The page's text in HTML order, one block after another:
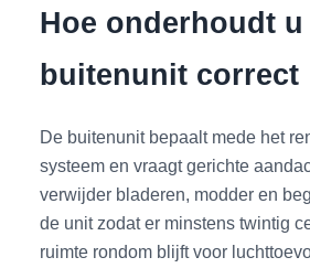
Hoe onderhoudt u
buitenunit correct
De buitenunit bepaalt mede het
systeem en vraagt gerichte
verwijder bladeren, modder en
de unit zodat er minstens twintig
ruimte rondom blijft voor